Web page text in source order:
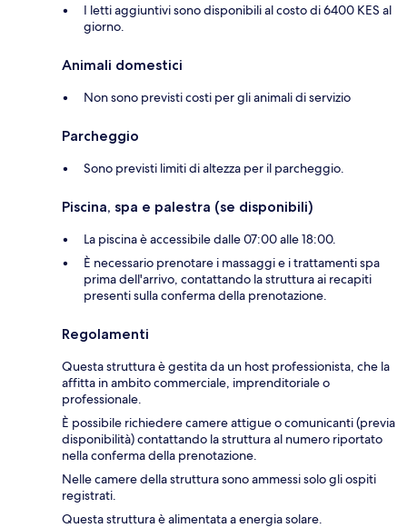
I letti aggiuntivi sono disponibili al costo di 6400 KES al
giorno.
Animali domestici
Non sono previsti costi per gli animali di servizio
Parcheggio
Sono previsti limiti di altezza per il parcheggio.
Piscina, spa e palestra (se disponibili)
La piscina è accessibile dalle 07:00 alle 18:00.
È necessario prenotare i massaggi e i trattamenti spa
prima dell'arrivo, contattando la struttura ai recapiti
presenti sulla conferma della prenotazione.
Regolamenti
Questa struttura è gestita da un host professionista, che la
affitta in ambito commerciale, imprenditoriale o
professionale.
È possibile richiedere camere attigue o comunicanti (previa
disponibilità) contattando la struttura al numero riportato
nella conferma della prenotazione.
Nelle camere della struttura sono ammessi solo gli ospiti
registrati.
Questa struttura è alimentata a energia solare.